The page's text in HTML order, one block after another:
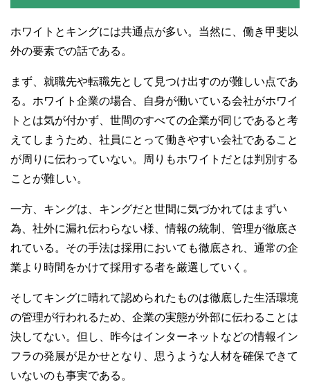
ホワイトとキングには共通点が多い。当然に、働き甲斐以
外の要素での話である。
まず、就職先や転職先として見つけ出すのが難しい点であ
る。ホワイト企業の場合、自身が働いている会社がホワイ
トとは気が付かず、世間のすべての企業が同じであると考
えてしまうため、社員にとって働きやすい会社であること
が周りに伝わっていない。周りもホワイトだとは判別する
ことが難しい。
一方、キングは、キングだと世間に気づかれてはまずい
為、社外に漏れ伝わらない様、情報の統制、管理が徹底さ
れている。その手法は採用においても徹底され、通常の企
業より時間をかけて採用する者を厳選していく。
そしてキングに晴れて認められたものは徹底した生活環境
の管理が行われるため、企業の実態が外部に伝わることは
決してない。但し、昨今はインターネットなどの情報イン
フラの発展が足かせとなり、思うような人材を確保できて
いないのも事実である。